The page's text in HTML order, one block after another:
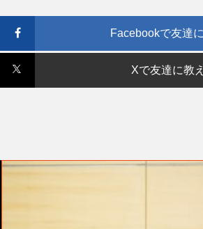
Facebookで友達
Xで友達に教